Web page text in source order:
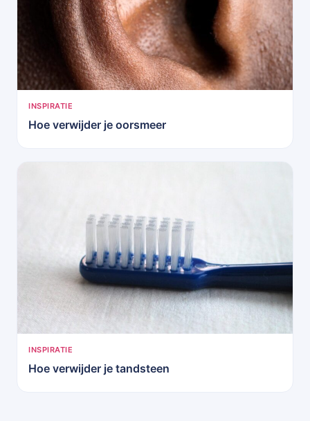
INSPIRATIE
Hoe verwijder je oorsmeer
INSPIRATIE
Hoe verwijder je tandsteen